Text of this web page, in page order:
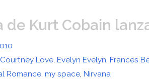
de Kurt Cobain
Courtney Love ,Evelyn Evelyn ,Frances
Romance ,my space ,Nirvana